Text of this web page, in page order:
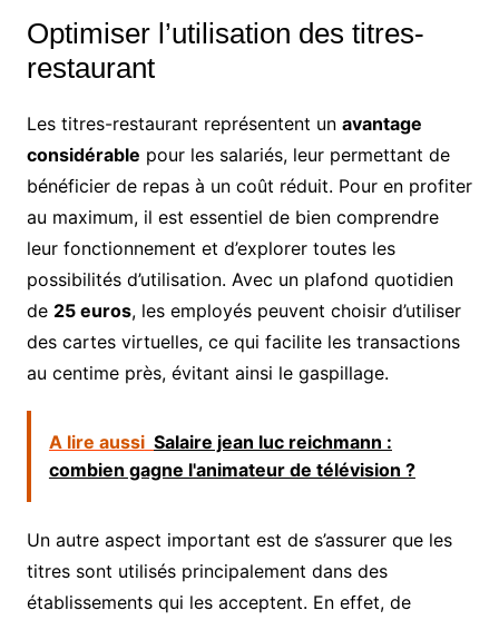
Optimiser l’utilisation des titres-
restaurant
Les titres-restaurant représentent un avantage
considérable pour les salariés, leur permettant de
bénéficier de repas à un coût réduit. Pour en profiter
au maximum, il est essentiel de bien comprendre
leur fonctionnement et d’explorer toutes les
possibilités d’utilisation. Avec un plafond quotidien
de 25 euros, les employés peuvent choisir d’utiliser
des cartes virtuelles, ce qui facilite les transactions
au centime près, évitant ainsi le gaspillage.
A lire aussi Salaire jean luc reichmann :
combien gagne l'animateur de télévision ?
Un autre aspect important est de s’assurer que les
titres sont utilisés principalement dans des
établissements qui les acceptent. En effet, de